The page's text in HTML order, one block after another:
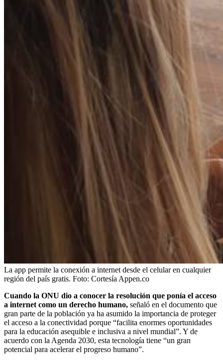
La app permite la conexión a internet desde el celular en cualquier
región del país gratis. Foto: Cortesía Appen.co
Cuando la ONU dio a conocer la resolución que ponía el acceso
a internet como un derecho humano, señaló en el documento que
gran parte de la población ya ha asumido la importancia de proteger
el acceso a la conectividad porque “facilita enormes oportunidades
para la educación asequible e inclusiva a nivel mundial”. Y de
acuerdo con la Agenda 2030, esta tecnología tiene “un gran
potencial para acelerar el progreso humano”.